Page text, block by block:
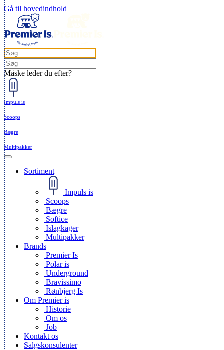
Gå til hovedindhold
Måske leder du efter?
Impuls is
Scoops
Bægre
Multipakker
Sortiment
Impuls is
Scoops
Bægre
Softice
Islagkager
Multipakker
Brands
Premier Is
Polar is
Underground
Bravissimo
Rønbjerg Is
Om Premier is
Historie
Om os
Job
Kontakt os
Salgskonsulenter